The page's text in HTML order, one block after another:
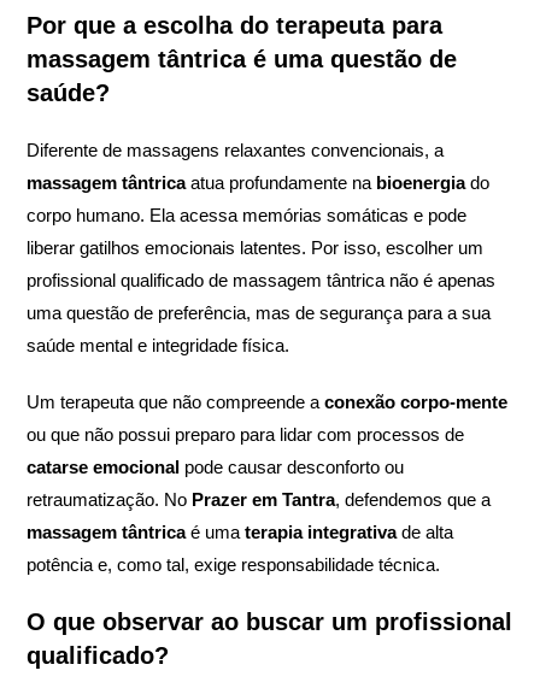
Por que a escolha do terapeuta para
massagem tântrica é uma questão de
saúde?
Diferente de massagens relaxantes convencionais, a
massagem tântricaatua profundamente na bioenergiado
corpo humano. Ela acessa memórias somáticas e pode
liberar gatilhos emocionais latentes. Por isso, escolher um
profissional qualificado de massagem tântrica não é apenas
uma questão de preferência, mas de segurança para a sua
saúde mental e integridade física.
Um terapeuta que não compreende aconexão corpo-mente
ou que não possui preparo para lidar com processos de
catarse emocional pode causar desconforto ou
retraumatização. No Prazer em Tantra, defendemos que a
massagem tântricaé umaterapia integrativade alta
potência e, como tal, exige responsabilidade técnica.
O que observar ao buscar um profissional
qualificado?